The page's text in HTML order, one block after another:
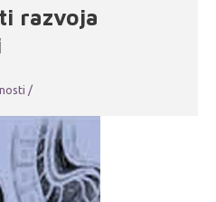
razvoja
/